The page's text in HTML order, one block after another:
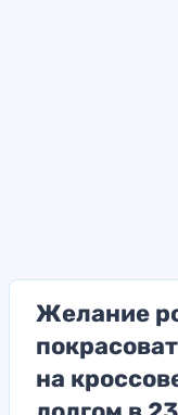
Желание
на